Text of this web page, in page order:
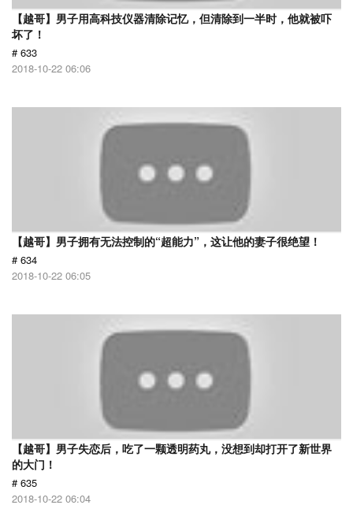
【越哥】男子用高科技仪器清除记忆，但清除到一半时，他就被吓
坏了！
# 633
2018-10-22 06:06
【越哥】男子拥有无法控制的“超能力”，这让他的妻子很绝望！
# 634
2018-10-22 06:05
【越哥】男子失恋后，吃了一颗透明药丸，没想到却打开了新世界
的大门！
# 635
2018-10-22 06:04